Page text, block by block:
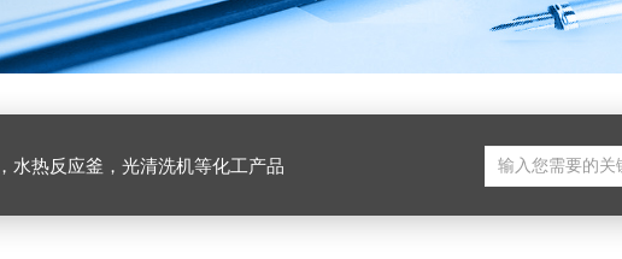
水热反应釜，光清洗机等化工产品